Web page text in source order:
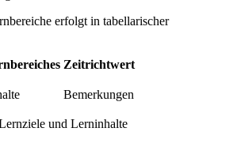
erfolgt in tabellarischer
Zeitrichtwert
Bemerkungen
und Lerninhalte